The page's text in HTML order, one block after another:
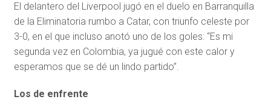
El delantero del Liverpool jugó en el duelo en Barranquilla
de la Eliminatoria rumbo a Catar, con triunfo celeste por
3-0, en el que incluso anotó uno de los goles: “Es mi
segunda vez en Colombia, ya jugué con este calor y
esperamos que se dé un lindo partido”.
Los de enfrente